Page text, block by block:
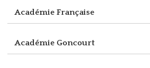
Académie Française
Académie Goncourt